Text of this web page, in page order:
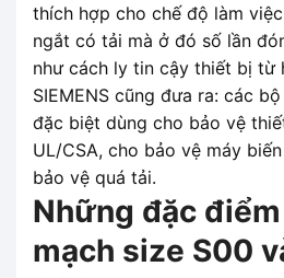
thích hợp cho chế độ làm
ngắt có tải mà ở đó số lần
như cách ly tin cậy thiết bị từ
SIEMENS cũng đưa ra: các
đặc biệt dùng cho bảo vệ
UL/CSA, cho bảo vệ máy
bảo vệ quá tải.
Những đặc
mạch size S00